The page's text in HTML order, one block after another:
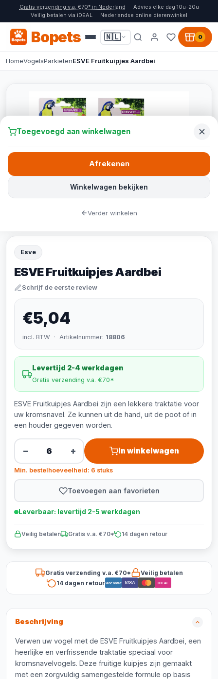
Gratis verzending v.a. €70* in Nederland
Advies elke dag 10u-20u
Veilig betalen via iDEAL
Nederlandse online dierenwinkel
Bopets 🇳🇱 0
HomeVogelsParkietenESVE Fruitkuipjes Aardbei
Esve
ESVE Fruitkuipjes Aardbei
Schrijf de eerste review
€5,04
incl. BTW · Artikelnummer: 18806
Levertijd 2-4 werkdagen
Gratis verzending v.a. €70*
ESVE Fruitkuipjes Aardbei zijn een lekkere traktatie voor
uw kromsnavel. Ze kunnen uit de hand, uit de poot of in
een houder gegeven worden.
− + In winkelwagen
Min. bestelhoeveelheid: 6 stuks
Toevoegen aan favorieten
Leverbaar: levertijd 2-5 werkdagen
Veilig betalen Gratis v.a. €70* 14 dagen retour
Gratis verzending v.a. €70*
Veilig betalen
14 dagen retourBancontact VISA iDEAL
Beschrijving
Verwen uw vogel met de ESVE Fruitkuipjes Aardbei, een
heerlijke en verfrissende traktatie speciaal voor
kromsnavelvogels. Deze fruitige kuipjes zijn gemaakt
met een zorgvuldig samengestelde formule op basis
Toegevoegd aan winkelwagen
Winkelwagen bekijken
Afrekenen
Verder winkelen